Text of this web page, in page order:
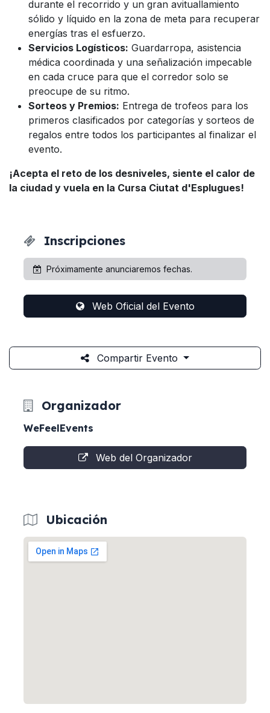
durante el recorrido y un gran avituallamiento
sólido y líquido en la zona de meta para recuperar
energías tras el esfuerzo.
Servicios Logísticos: Guardarropa, asistencia
médica coordinada y una señalización impecable
en cada cruce para que el corredor solo se
preocupe de su ritmo.
Sorteos y Premios: Entrega de trofeos para los
primeros clasificados por categorías y sorteos de
regalos entre todos los participantes al finalizar el
evento.
¡Acepta el reto de los desniveles, siente el calor de
la ciudad y vuela en la Cursa Ciutat d'Esplugues!
Inscripciones
Próximamente anunciaremos fechas.
Web Oficial del Evento
Compartir Evento
Organizador
WeFeelEvents
Web del Organizador
Ubicación